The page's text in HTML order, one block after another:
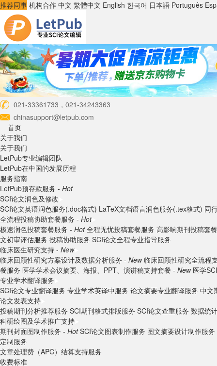
推荐同事 机构合作 中文 繁體中文 English 한국어 日本語 Português
021-33361733，021-34243363
chinasupport@letpub.com
首页
关于我们
关于我们
LetPub专业编辑团队
LetPub在中国的发展历程
服务指南
LetPub预存款服务 - Hot
SCI论文润色及修改
SCI论文英语润色服务(.doc格式) LaTeX文档语言润色服务(.tex格式) 同
全流程投稿协助套餐服务 - Hot
极速润色投稿套餐服务 - Hot 全程无忧投稿套餐服务 高影响期刊投稿套
文初审评估服务 投稿协助服务 SCI论文全程专业指导服务
临床医生研究支持 - New
临床回顾性研究方案设计及数据分析服务 - New 临床回顾性研究全流程
餐服务 医学学术会议摘要、海报、PPT、演讲稿支持套餐 - New 医学
专业学术翻译服务
SCI论文专业翻译服务 专业学术英译中服务 论文摘要专业翻译服务 中文
论文发表支持
投稿期刊分析推荐服务 SCI期刊格式排版服务 SCI论文查重服务 数据统
科研绘图及学术推广支持
期刊封面图制作服务 - Hot SCI论文图表制作服务 图文摘要设计制作服务
定制服务
文章处理费（APC）结算支持服务
收费标准